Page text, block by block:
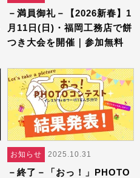
－満員御礼－【2026新春】1
月11日(日)・福岡工務店で餅
つき大会を開催｜参加無料
お知らせ 2025.10.31
－終了－「おっ！」PHOTO